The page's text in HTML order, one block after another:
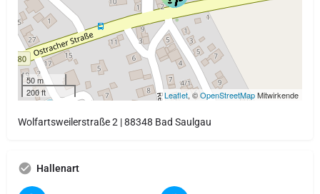
50 m
200 ft
Leaflet, ©OpenStreetMapMitwirkende
Wolfartsweilerstraße 2 | 88348 Bad Saulgau
Hallenart